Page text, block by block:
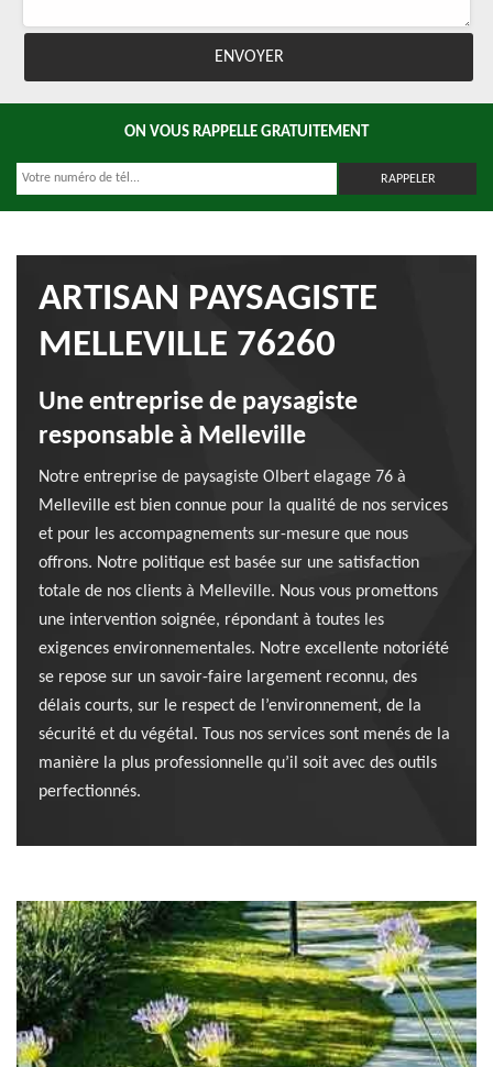
ON VOUS RAPPELLE GRATUITEMENT
ARTISAN PAYSAGISTE
MELLEVILLE 76260
Une entreprise de paysagiste
responsable à Melleville
Notre entreprise de paysagiste Olbert elagage 76 à
Melleville est bien connue pour la qualité de nos services
et pour les accompagnements sur-mesure que nous
offrons. Notre politique est basée sur une satisfaction
totale de nos clients à Melleville. Nous vous promettons
une intervention soignée, répondant à toutes les
exigences environnementales. Notre excellente notoriété
se repose sur un savoir-faire largement reconnu, des
délais courts, sur le respect de l’environnement, de la
sécurité et du végétal. Tous nos services sont menés de la
manière la plus professionnelle qu’il soit avec des outils
perfectionnés.